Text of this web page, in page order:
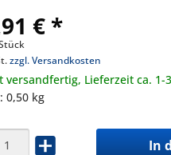
€ *
zzgl. Versandkosten
versandfertig, Lieferzeit ca. 1-
0,50 kg
In